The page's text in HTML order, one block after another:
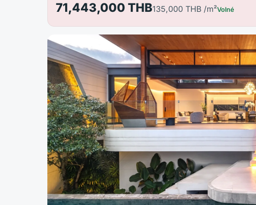
71,443,000 THB135,000 THB /m²Volné